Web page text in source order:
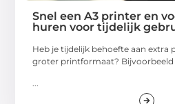
Snel een A3 printer en
huren voor tijdelijk
Heb je tijdelijk behoefte aan extra
groter printformaat? Bijvoorbeeld
...